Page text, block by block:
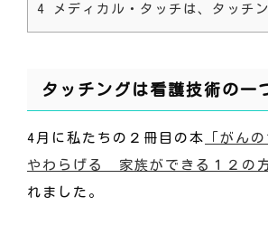
4 メディカル・タッチは、タッチ
タッチングは看護技術の一
4月に私たちの２冊目の本
「がん
やわらげる 家族ができる１２の方
れました。